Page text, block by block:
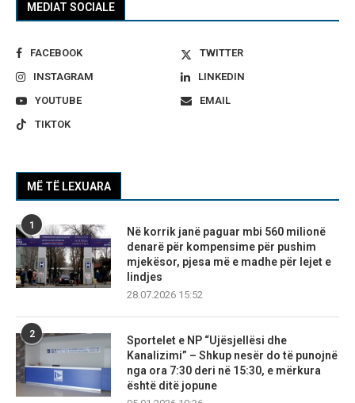
MEDIAT SOCIALE
FACEBOOK
TWITTER
INSTAGRAM
LINKEDIN
YOUTUBE
EMAIL
TIKTOK
MË TË LEXUARA
1
Në korrik janë paguar mbi 560 milionë
denarë për kompensime për pushim
mjekësor, pjesa më e madhe për lejet e
lindjes
28.07.2026 15:52
2
Sportelet e NP “Ujësjellësi dhe
Kanalizimi” – Shkup nesër do të punojnë
nga ora 7:30 deri në 15:30, e mërkura
është ditë jopune